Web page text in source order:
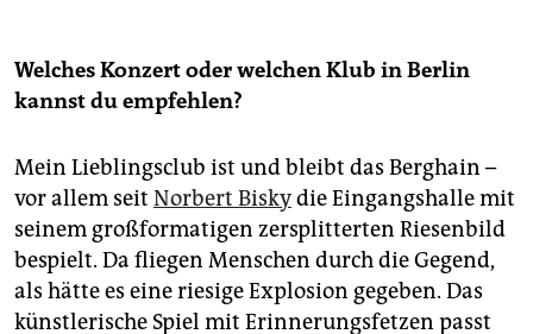
Welches Konzert oder welchen Klub in Berlin
kannst du empfehlen?
Mein Lieblingsclub ist und bleibt das Berghain –
vor allem seit Norbert Biskydie Eingangshalle mit
seinem großformatigen zersplitterten Riesenbild
bespielt. Da fliegen Menschen durch die Gegend,
als hätte es eine riesige Explosion gegeben. Das
künstlerische Spiel mit Erinnerungsfetzen passt